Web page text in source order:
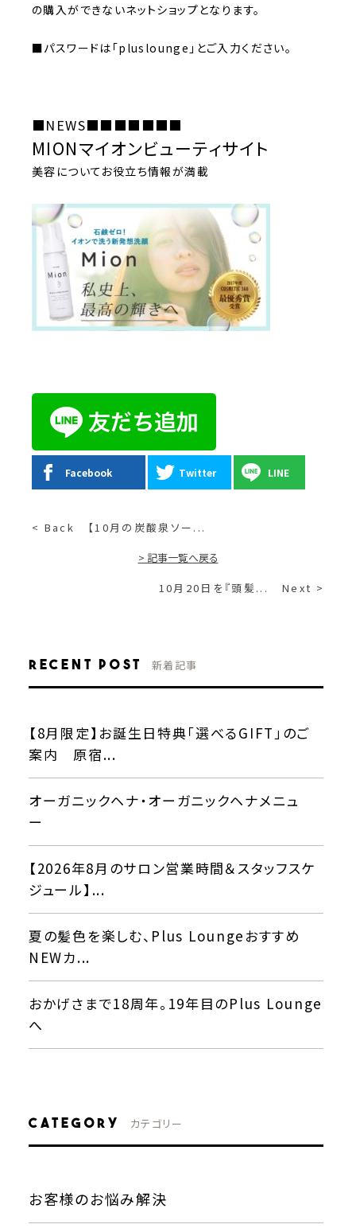
の購入ができないネットショップとなります。
■パスワードは「pluslounge」とご入力ください。
■NEWS■■■■■■■
MIONマイオンビューティサイト
美容についてお役立ち情報が満載
Facebook Twitter LINE
< Back
【10月の炭酸泉ソー...
> 記事一覧へ戻る
Next >
10月20日を『頭髪...
Recent Post 新着記事
【8月限定】お誕生日特典「選べるGIFT」のご
案内 原宿...
オーガニックヘナ・オーガニックヘナメニュ
ー
【2026年8月のサロン営業時間＆スタッフスケ
ジュール】...
夏の髪色を楽しむ、Plus Loungeおすすめ
NEWカ...
おかげさまで18周年。19年目のPlus Lounge
へ
CATEGORY カテゴリー
お客様のお悩み解決